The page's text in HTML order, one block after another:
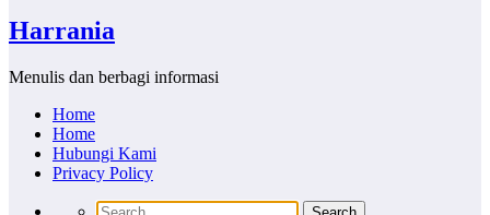
Harrania
Menulis dan berbagi informasi
Home
Home
Hubungi Kami
Privacy Policy